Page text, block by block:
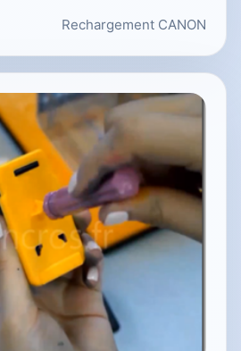
Rechargement CANON